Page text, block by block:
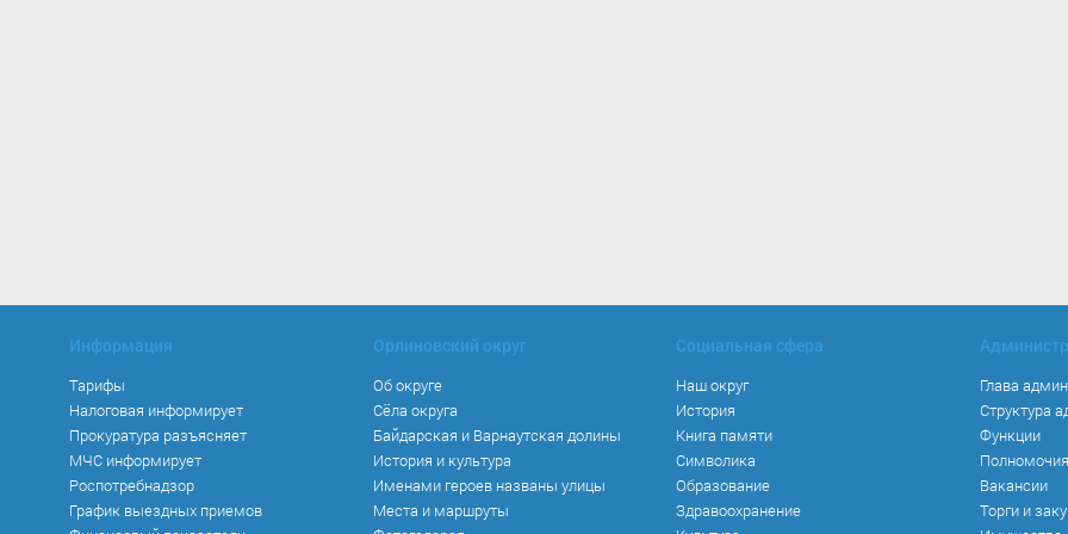
Информация
Тарифы
Налоговая информирует
Прокуратура разъясняет
МЧС информирует
Роспотребнадзор
График выездных приемов
Орлиновский округ
Об округе
Сёла округа
Байдарская и Варнаутская долины
История и культура
Именами героев названы улицы
Места и маршруты
Социальная сфера
Наш округ
История
Книга памяти
Символика
Образование
Здравоохранение
Глава
Структура
Функции
Полномочия
Вакансии
Торги и